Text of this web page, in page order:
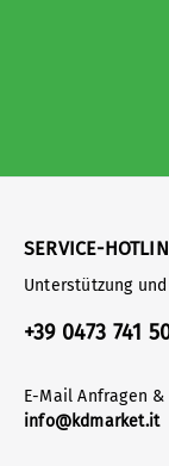
SERVICE-
Unterstützung
+39 0473 741
E-Mail Anfragen
info@kdmarket.it